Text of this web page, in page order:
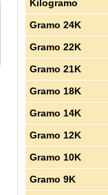
Kilogramo
Gramo 24K
Gramo 22K
Gramo 21K
Gramo 18K
Gramo 14K
Gramo 12K
Gramo 10K
Gramo 9K